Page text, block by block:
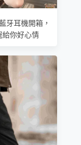
牙耳機開箱，
你好心情